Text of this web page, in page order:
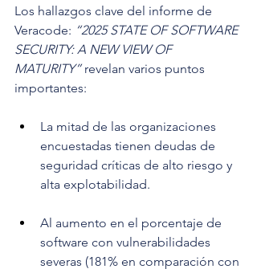
Los hallazgos clave del informe de
Veracode: “2025 STATE OF SOFTWARE
SECURITY: A NEW VIEW OF
MATURITY” revelan varios puntos
importantes:
La mitad de las organizaciones
encuestadas tienen deudas de
seguridad críticas de alto riesgo y
alta explotabilidad.
Al aumento en el porcentaje de
software con vulnerabilidades
severas (181% en comparación con